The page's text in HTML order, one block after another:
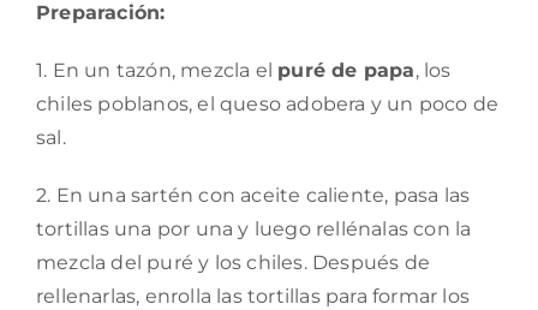
Preparación:
1. En un tazón, mezcla el puré de papa, los
chiles poblanos, el queso adobera y un poco de
sal.
2. En una sartén con aceite caliente, pasa las
tortillas una por una y luego rellénalas con la
mezcla del puré y los chiles. Después de
rellenarlas, enrolla las tortillas para formar los